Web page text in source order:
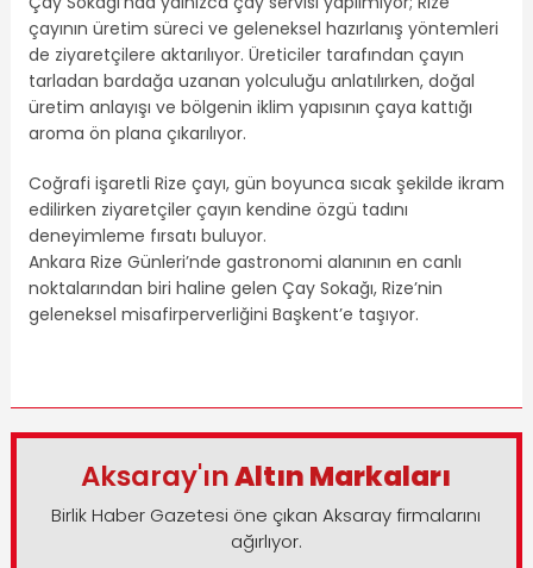
çayının üretim süreci ve geleneksel hazırlanış yöntemleri
de ziyaretçilere aktarılıyor. Üreticiler tarafından çayın
tarladan bardağa uzanan yolculuğu anlatılırken, doğal
üretim anlayışı ve bölgenin iklim yapısının çaya kattığı
aroma ön plana çıkarılıyor.
Coğrafi işaretli Rize çayı, gün boyunca sıcak şekilde ikram
edilirken ziyaretçiler çayın kendine özgü tadını
deneyimleme fırsatı buluyor.
Ankara Rize Günleri’nde gastronomi alanının en canlı
noktalarından biri haline gelen Çay Sokağı, Rize’nin
geleneksel misafirperverliğini Başkent’e taşıyor.
Aksaray'ınAltın Markaları
Birlik Haber Gazetesi öne çıkan Aksaray firmalarını
ağırlıyor.